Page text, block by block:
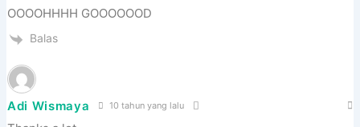
OOOOHHHH GOOOOOOD
Balas
Adi Wismaya 10 tahun yang lalu